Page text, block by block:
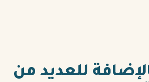
للعديد من